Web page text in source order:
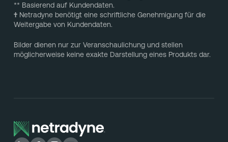
** Basierend auf Kundendaten.
†Netradyne benötigt eine schriftliche Genehmigung für die
Weitergabe von Kundendaten.
Bilder dienen nur zur Veranschaulichung und stellen
möglicherweise keine exakte Darstellung eines Produkts dar.